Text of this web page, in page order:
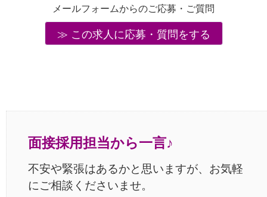
メールフォームからのご応募・ご質問
この求人に応募・質問をする
面接採用担当から一言♪
不安や緊張はあるかと思いますが、お気軽
にご相談くださいませ。